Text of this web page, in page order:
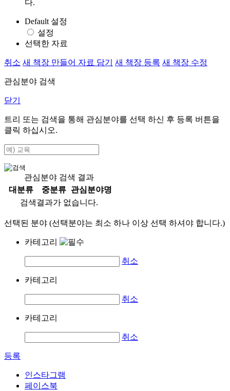
다.
Default 설정
설정
선택한 자료
취소 새 책장 만들어 자료 담기 새 책장 등록 새 책장 수정
관심분야 검색
닫기
트리 또는 검색을 통해 관심분야를 선택 하신 후 등록 버튼을
클릭 하십시오.
관심분야 검색 결과
대분류
중분류
관심분야명
검색결과가 없습니다.
선택된 분야 (선택분야는 최소 하나 이상 선택 하셔야 합니다.)
카테고리
취소
카테고리
취소
카테고리
취소
등록
인스타그램
페이스북